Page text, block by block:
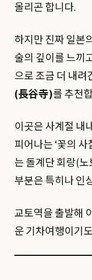
올리곤 합니다.
하지만 진짜 일본
술의 깊이를 느끼
으로 조금 더 내려
(長谷寺)를 추천
이곳은 사계절 내
피어나는 ‘꽃의
는 돌계단 회랑(
부분은 특히나 인
교토역을 출발해
운 기차여행이기